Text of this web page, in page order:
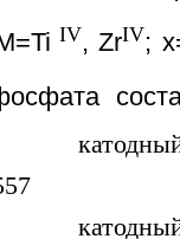
IV, ZrIV;